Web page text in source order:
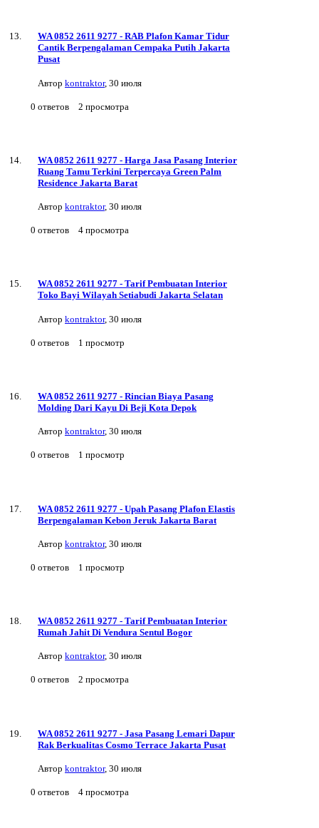
WA 0852 2611 9277 - RAB Plafon Kamar Tidur
Cantik Berpengalaman Cempaka Putih Jakarta
Pusat
Автор kontraktor, 30 июля
0 ответов 2 просмотра
WA 0852 2611 9277 - Harga Jasa Pasang Interior
Ruang Tamu Terkini Terpercaya Green Palm
Residence Jakarta Barat
Автор kontraktor, 30 июля
0 ответов 4 просмотра
WA 0852 2611 9277 - Tarif Pembuatan Interior
Toko Bayi Wilayah Setiabudi Jakarta Selatan
Автор kontraktor, 30 июля
0 ответов 1 просмотр
WA 0852 2611 9277 - Rincian Biaya Pasang
Molding Dari Kayu Di Beji Kota Depok
Автор kontraktor, 30 июля
0 ответов 1 просмотр
WA 0852 2611 9277 - Upah Pasang Plafon Elastis
Berpengalaman Kebon Jeruk Jakarta Barat
Автор kontraktor, 30 июля
0 ответов 1 просмотр
WA 0852 2611 9277 - Tarif Pembuatan Interior
Rumah Jahit Di Vendura Sentul Bogor
Автор kontraktor, 30 июля
0 ответов 2 просмотра
WA 0852 2611 9277 - Jasa Pasang Lemari Dapur
Rak Berkualitas Cosmo Terrace Jakarta Pusat
Автор kontraktor, 30 июля
0 ответов 4 просмотра